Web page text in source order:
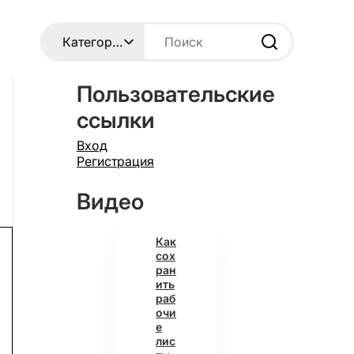
Пользовательские
ссылки
Вход
Регистрация
Видео
Как
сох
ран
ить
раб
очи
е
лис